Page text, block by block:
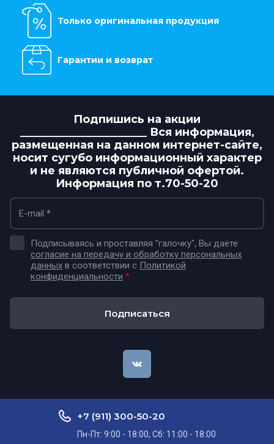
Только оригинальная продукция
Гарантии и возврат
Подпишись на акции
_______________________ Вся информация,
размещенная на данном интернет-сайте,
носит сугубо информационный характер
и не являются публичной офертой.
Информация по т.70-50-20
Подписываясь и проставляя "галочку", Вы даёте
согласие на передачу и обработку персональных
данных в соответствии с Политикой
конфиденциальности *
Подписаться
+7 (911) 300-50-20
Пн-Пт: 9:00 - 18:00, Сб: 11:00 - 18:00